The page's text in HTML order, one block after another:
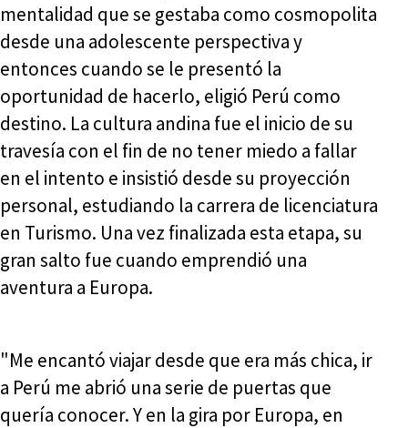
mentalidad que se gestaba como cosmopolita
desde una adolescente perspectiva y
entonces cuando se le presentó la
oportunidad de hacerlo, eligió Perú como
destino. La cultura andina fue el inicio de su
travesía con el fin de no tener miedo a fallar
en el intento e insistió desde su proyección
personal, estudiando la carrera de licenciatura
en Turismo. Una vez finalizada esta etapa, su
gran salto fue cuando emprendió una
aventura a Europa.
"Me encantó viajar desde que era más chica, ir
a Perú me abrió una serie de puertas que
quería conocer. Y en la gira por Europa, en